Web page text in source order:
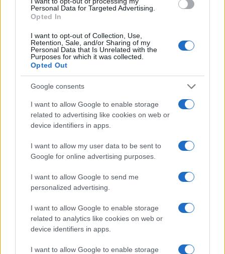
Personal Data for Targeted Advertising.
Opted In
I want to opt-out of Collection, Use,
Retention, Sale, and/or Sharing of my
Personal Data that Is Unrelated with the
Purposes for which it was collected.
Opted Out
Google consents
I want to allow Google to enable storage
related to advertising like cookies on web or
device identifiers in apps.
I want to allow my user data to be sent to
Google for online advertising purposes.
I want to allow Google to send me
personalized advertising.
I want to allow Google to enable storage
related to analytics like cookies on web or
device identifiers in apps.
I want to allow Google to enable storage
Cómo medir la productividad por hora
trabajada y por trabajador
Explora la productividad desde diferentes ángulos y su…
ECONOMÍA